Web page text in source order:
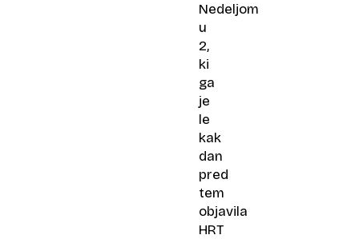
Nedeljom
u
2,
ki
ga
je
le
kak
dan
pred
tem
objavila
HRT